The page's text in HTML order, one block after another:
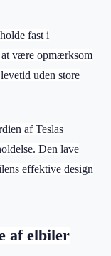
fast i
at være opmærksom
uden store
af Teslas
Den lave
effektive design
af elbiler